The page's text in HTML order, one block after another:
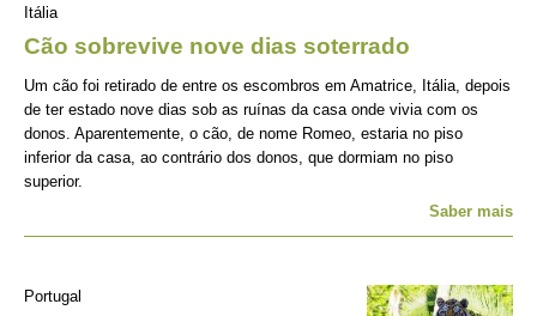
Itália
Cão sobrevive nove dias soterrado
Um cão foi retirado de entre os escombros em Amatrice, Itália, depois
de ter estado nove dias sob as ruínas da casa onde vivia com os
donos. Aparentemente, o cão, de nome Romeo, estaria no piso
inferior da casa, ao contrário dos donos, que dormiam no piso
superior.
Saber mais
Portugal